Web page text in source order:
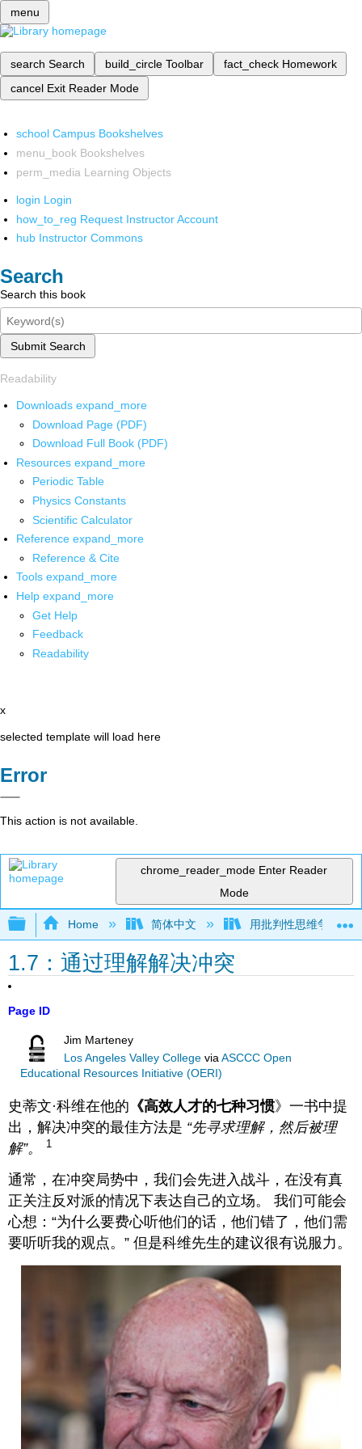
menu
search Search build_circle Toolbar fact_check Homework
cancel Exit Reader Mode
school Campus Bookshelves
menu_book Bookshelves
perm_media Learning Objects
login Login
how_to_reg Request Instructor Account
hub Instructor Commons
Search
Search this book
Submit Search
Readability
Downloads expand_more
Download Page (PDF)
Download Full Book (PDF)
Resources expand_more
Periodic Table
Physics Constants
Scientific Calculator
Reference expand_more
Reference & Cite
Tools expand_more
Help expand_more
Get Help
Feedback
Readability
x
selected template will load here
Error
This action is not available.
chrome_reader_mode Enter Reader
Mode
Expand/collapse global hierarchy
Home 简体中文 用批判性思维争论（
1.7：通过理解解决冲突
Page ID
Jim Marteney
Los Angeles Valley College viaASCCC Open
Educational Resources Initiative (OERI)
史蒂文·科维在他的 《高效人才的七种习惯》一书中提
出，解决冲突的最佳方法是 “先寻求理解，然后被理
解”。
1
通常，在冲突局势中，我们会先进入战斗，在没有真
正关注反对派的情况下表达自己的立场。 我们可能会
心想：“为什么要费心听他们的话，他们错了，他们需
要听听我的观点。” 但是科维先生的建议很有说服力。